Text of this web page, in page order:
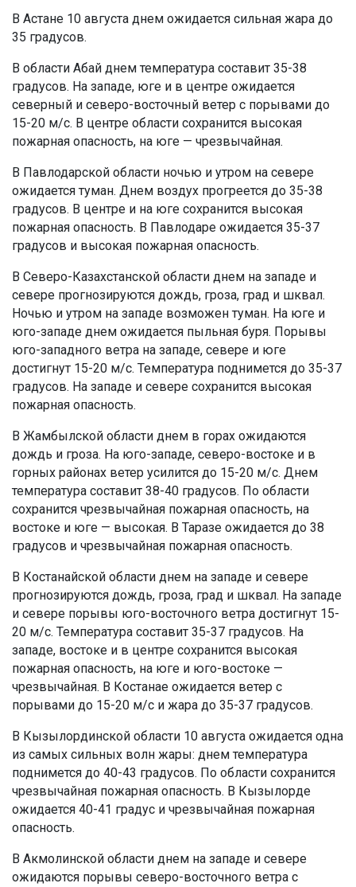
В Астане 10 августа днем ожидается сильная жара до
35 градусов.
В области Абай днем температура составит 35-38
градусов. На западе, юге и в центре ожидается
северный и северо-восточный ветер с порывами до
15-20 м/с. В центре области сохранится высокая
пожарная опасность, на юге — чрезвычайная.
В Павлодарской области ночью и утром на севере
ожидается туман. Днем воздух прогреется до 35-38
градусов. В центре и на юге сохранится высокая
пожарная опасность. В Павлодаре ожидается 35-37
градусов и высокая пожарная опасность.
В Северо-Казахстанской области днем на западе и
севере прогнозируются дождь, гроза, град и шквал.
Ночью и утром на западе возможен туман. На юге и
юго-западе днем ожидается пыльная буря. Порывы
юго-западного ветра на западе, севере и юге
достигнут 15-20 м/с. Температура поднимется до 35-37
градусов. На западе и севере сохранится высокая
пожарная опасность.
В Жамбылской области днем в горах ожидаются
дождь и гроза. На юго-западе, северо-востоке и в
горных районах ветер усилится до 15-20 м/с. Днем
температура составит 38-40 градусов. По области
сохранится чрезвычайная пожарная опасность, на
востоке и юге — высокая. В Таразе ожидается до 38
градусов и чрезвычайная пожарная опасность.
В Костанайской области днем на западе и севере
прогнозируются дождь, гроза, град и шквал. На западе
и севере порывы юго-восточного ветра достигнут 15-
20 м/с. Температура составит 35-37 градусов. На
западе, востоке и в центре сохранится высокая
пожарная опасность, на юге и юго-востоке —
чрезвычайная. В Костанае ожидается ветер с
порывами до 15-20 м/с и жара до 35-37 градусов.
В Кызылординской области 10 августа ожидается одна
из самых сильных волн жары: днем температура
поднимется до 40-43 градусов. По области сохранится
чрезвычайная пожарная опасность. В Кызылорде
ожидается 40-41 градус и чрезвычайная пожарная
опасность.
В Акмолинской области днем на западе и севере
ожидаются порывы северо-восточного ветра с